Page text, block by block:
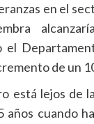
en el
el
de un
está lejos de
años cuando